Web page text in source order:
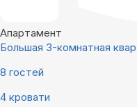
Апартамент
Большая 3-комнатная
8 гостей
4 кровати